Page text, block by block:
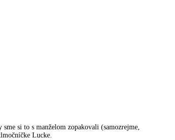
si to s manželom zopakovali (samozrejme,
Lucke.